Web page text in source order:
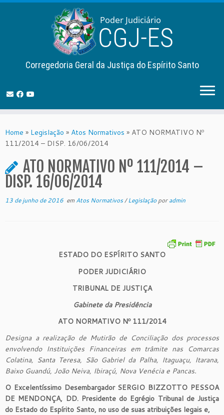
to
content
Corregedoria Geral da Justiça do Espírito Santo
Home » Legislação » Atos Normativos » ATO NORMATIVO Nº
111/2014 – DISP. 16/06/2014
ATO NORMATIVO Nº 111/2014 –
DISP. 16/06/2014
13 de junho de 2016 em Atos Normativos/Legislaçãoporadmin
ESTADO DO ESPÍRITO SANTO
PODER JUDICIÁRIO
TRIBUNAL DE JUSTIÇA
Gabinete da Presidência
ATO NORMATIVO Nº 111/2014
Designa a realização de Mutirão de Conciliação dos processos
envolvendo Instituições Financeiras em trâmite nas Comarcas
Colatina, Santa Teresa, São Gabriel da Palha, Itaguaçu, Itarana,
Baixo Guandú, João Neiva, Ibiraçú, Nova Venécia e Pancas.
O Excelentíssimo Desembargador SERGIO BIZZOTTO PESSOA
DE MENDONÇA, DD. Presidente do Egrégio Tribunal de Justiça
do Estado do Espírito Santo, no uso de suas atribuições legais e,